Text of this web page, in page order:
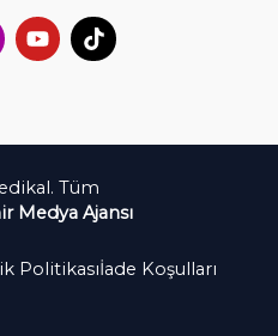
Y
o
u
e
T
i
k
Tüm
Medya Ajansı
Politikasıİade Koşulları